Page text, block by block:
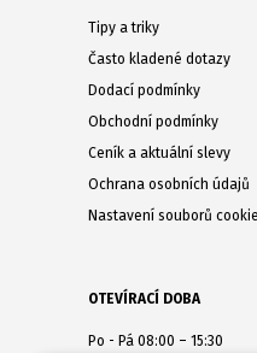
Tipy a triky
Často kladené dotazy
Dodací podmínky
Obchodní podmínky
Ceník a aktuální slevy
Ochrana osobních údajů
Nastavení souborů
OTEVÍRACÍ DOBA
Po - Pá 08:00 – 15:30